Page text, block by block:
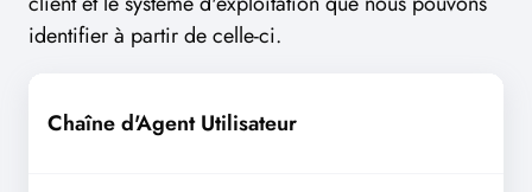
identifier à partir de celle-ci.
Chaîne d'Agent Utilisateur